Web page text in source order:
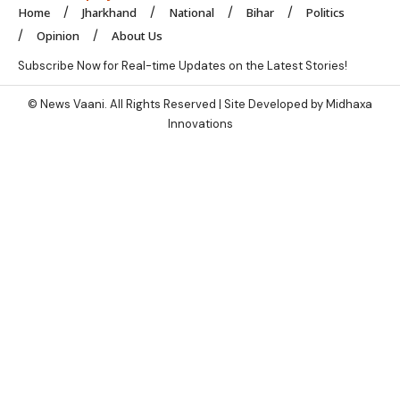
Home Jharkhand National Bihar
Politics
Opinion
About Us
Subscribe Now for Real-time Updates on the Latest Stories!
© News Vaani. All Rights Reserved | Site Developed by Midhaxa
Innovations